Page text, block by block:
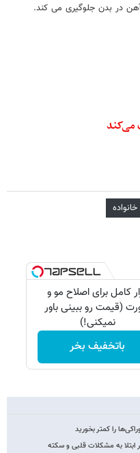
در بدن جلوگیری می کند.
می‌کند
کامل برای اصلاح مو و
(قیمت رو ببینی باور
نمیکنی!)
باتخفیف بخر
را کمتر بخورید
به مشکلات قلبی و سکته